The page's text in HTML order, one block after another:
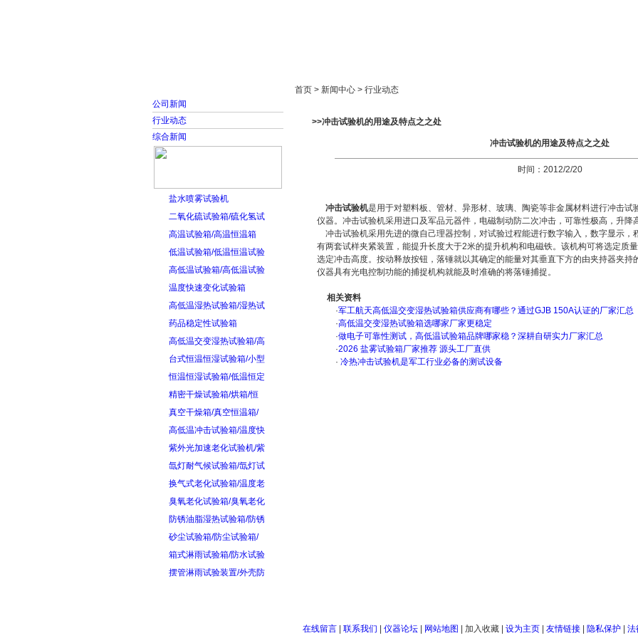
公司新闻
行业动态
综合新闻
盐水喷雾试验机
二氧化硫试验箱/硫化氢试
高温试验箱/高温恒温箱
低温试验箱/低温恒温试验
高低温试验箱/高低温试验
温度快速变化试验箱
高低温湿热试验箱/湿热试
药品稳定性试验箱
高低温交变湿热试验箱/高
台式恒温恒湿试验箱/小型
恒温恒湿试验箱/低温恒定
精密干燥试验箱/烘箱/恒
真空干燥箱/真空恒温箱/
高低温冲击试验箱/温度快
紫外光加速老化试验机/紫
氙灯耐气候试验箱/氙灯试
换气式老化试验箱/温度老
臭氧老化试验箱/臭氧老化
防锈油脂湿热试验箱/防锈
砂尘试验箱/防尘试验箱/
箱式淋雨试验箱/防水试验
摆管淋雨试验装置/外壳防
首页 > 新闻中心 > 行业动态
>>冲击试验机的用途及特点之之处
冲击试验机的用途及特点之之处
时间：2012/2/20
冲击试验机是用于对塑料板、管材、异形材、玻璃、陶瓷等非金属材料进行冲击试
仪器。冲击试验机采用进口及军品元器件，电磁制动防二次冲击，可靠性极高，升降
冲击试验机采用先进的微自己理器控制，对试验过程能进行数字输入，数字显示，
有两套试样夹紧装置，能提升长度大于2米的提升机构和电磁铁。该机构可将选定质
选定冲击高度。按动释放按钮，落锤就以其确定的能量对其垂直下方的由夹持器夹持
仪器具有光电控制功能的捕捉机构就能及时准确的将落锤捕捉。
相关资料
·军工航天高低温交变湿热试验箱供应商有哪些？通过GJB 150A认证的厂家汇总
·高低温交变湿热试验箱选哪家厂家更稳定
·做电子可靠性测试，高低温试验箱品牌哪家稳？深耕自研实力厂家汇总
·2026 盐雾试验箱厂家推荐 源头工厂直供
· 冷热冲击试验机是军工行业必备的测试设备
在线留言| 联系我们 仪器论坛| 网站地图 加入收藏| 设为主页| 友情链接| 隐私保护| 法